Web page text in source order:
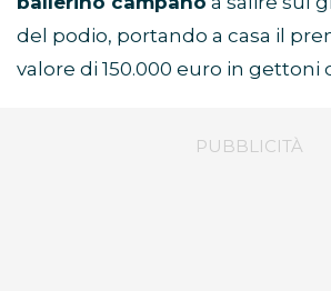
del podio, portando a casa il
valore di 150.000 euro in gettoni